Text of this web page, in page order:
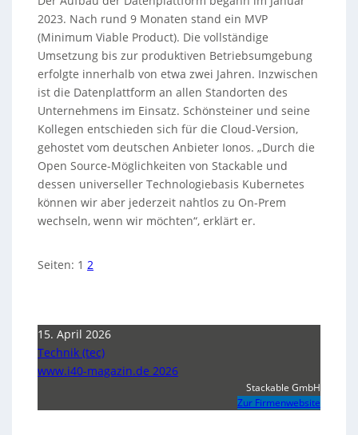
2023. Nach rund 9 Monaten stand ein MVP
(Minimum Viable Product). Die vollständige
Umsetzung bis zur produktiven Betriebsumgebung
erfolgte innerhalb von etwa zwei Jahren. Inzwischen
ist die Datenplattform an allen Standorten des
Unternehmens im Einsatz. Schönsteiner und seine
Kollegen entschieden sich für die Cloud-Version,
gehostet vom deutschen Anbieter Ionos. „Durch die
Open Source-Möglichkeiten von Stackable und
dessen universeller Technologiebasis Kubernetes
können wir aber jederzeit nahtlos zu On-Prem
wechseln, wenn wir möchten“, erklärt er.
Seiten: 1 2
15. April 2026
Technik (tec)
www.i40-magazin.de 2026
Stackable GmbH
Zur Firmenwebsite